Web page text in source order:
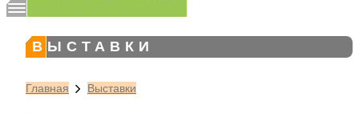
ВЫСТАВКИ
Главная Выставки